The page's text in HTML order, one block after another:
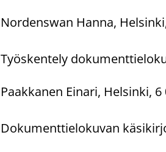
Nordenswan Hanna,
Työskentely
Paakkanen Einari, Helsinki, 6
Dokumenttielokuvan